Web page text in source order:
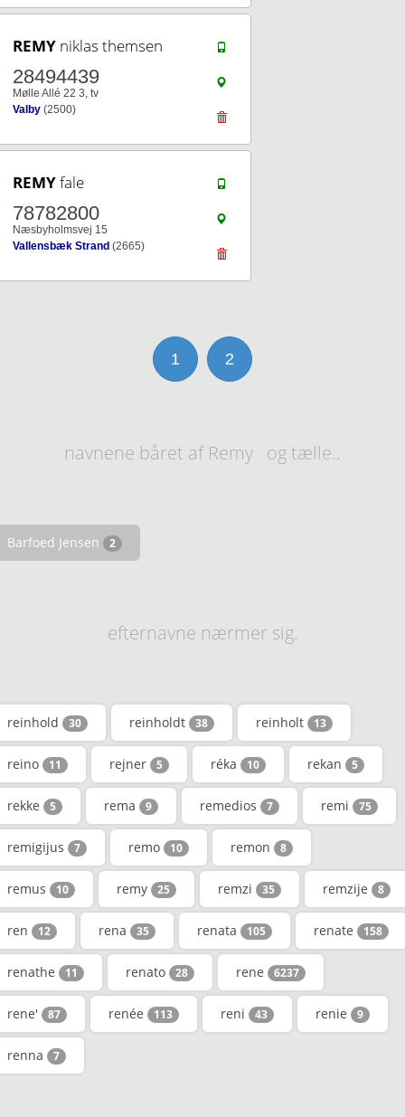
REMY niklas themsen
28494439
Mølle Allé 22 3, tv
Valby (2500)
REMYfale
78782800
Næsbyholmsvej 15
Vallensbæk Strand (2665)
1 2
navnene båret af Remy og tælle..
Barfoed Jensen 2
efternavne nærmer sig.
reinhold 30 reinholdt 38 reinholt 13
reino 11 rejner 5 réka 10 rekan 5
rekke 5 rema 9 remedios 7 remi 75
remigijus 7 remo 10 remon 8
remus 10 remy 25 remzi 35 remzije 8
ren 12 rena 35 renata 105 renate 158
renathe 11 renato 28 rene 6237
rene' 87 renée 113 reni 43 renie 9
renna 7